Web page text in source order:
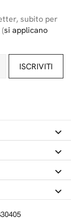
subito per
si applicano
ISCRIVITI